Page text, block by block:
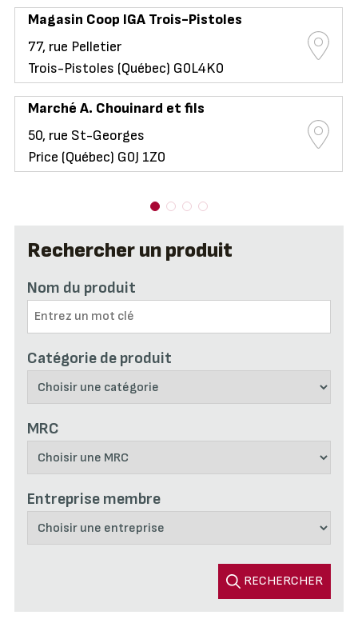
Rechercher un produit
Nom du produit
Catégorie de produit
MRC
Entreprise membre
RECHERCHER
Magasin Coop IGA Trois-Pistoles
77, rue Pelletier
Trois-Pistoles (Québec) G0L4K0
Marché A. Chouinard et fils
50, rue St-Georges
Price (Québec) G0J 1Z0